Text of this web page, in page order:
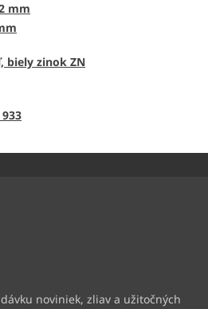
mm
biely zinok ZN